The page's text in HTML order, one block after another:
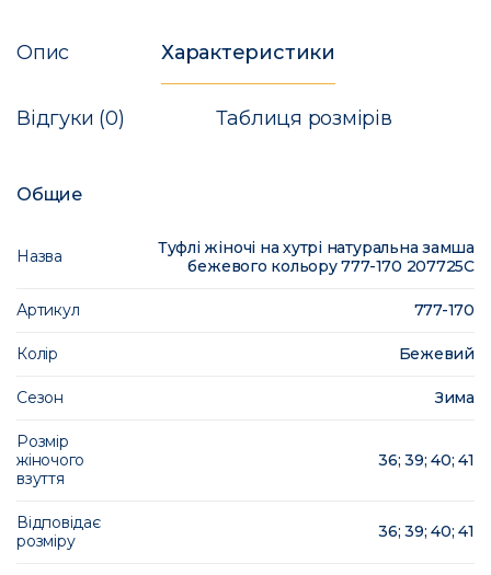
Опис Характеристики
Відгуки (0) Таблиця розмірів
Общие
Назва
Туфлі жіночі на хутрі натуральна замша
бежевого кольору 777-170 207725C
Артикул 777-170
Колір Бежевий
Сезон Зима
Розмір
жіночого
взуття
36; 39; 40; 41
Відповідає
розміру
36; 39; 40; 41